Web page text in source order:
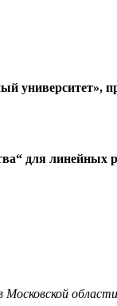
университет»,
для линейных
Московской